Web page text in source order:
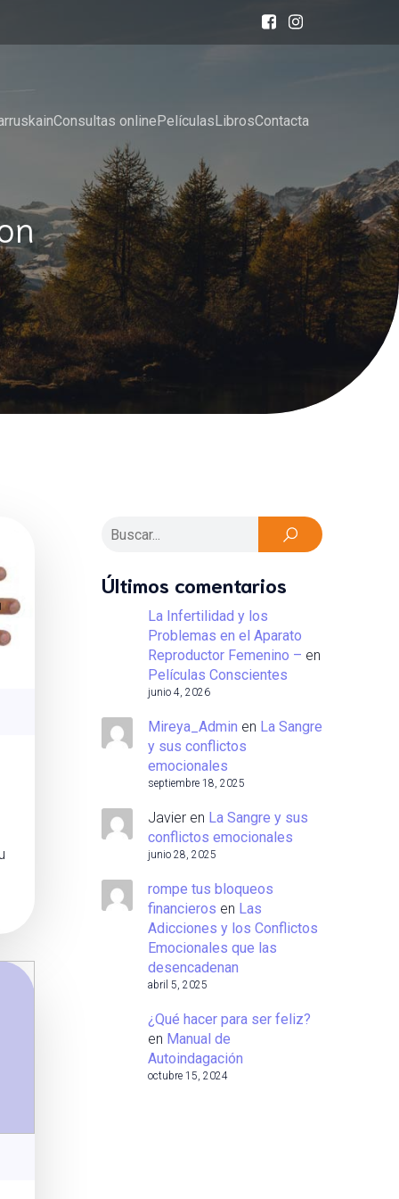
Consultas onlinePelículasLibrosContacta
Últimos comentarios
La Infertilidad y los
Problemas en el Aparato
Reproductor Femenino – en
Películas Conscientes
junio 4, 2026
Mireya_Admin en La Sangre
y sus conflictos
emocionales
septiembre 18, 2025
Javier en La Sangre y sus
conflictos emocionales
junio 28, 2025
rompe tus bloqueos
financieros en Las
Adicciones y los Conflictos
Emocionales que las
desencadenan
abril 5, 2025
¿Qué hacer para ser feliz?
en Manual de
Autoindagación
octubre 15, 2024